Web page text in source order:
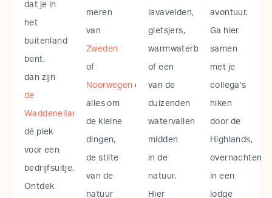
dat je in
het
buitenland
bent,
dan zijn
de
Waddeneilanden
dé plek
voor een
bedrijfsuitje.
Ontdek
meren
van
Zweden
of
Noorwegen draait
alles om
de kleine
dingen,
de stilte
van de
natuur
lavavelden,
gletsjers,
warmwaterbronnen
of een
van de
duizenden
watervallen
midden
in de
natuur.
Hier
avontuur.
Ga hier
samen
met je
collega’s
hiken
door de
Highlands,
overnachten
in een
lodge